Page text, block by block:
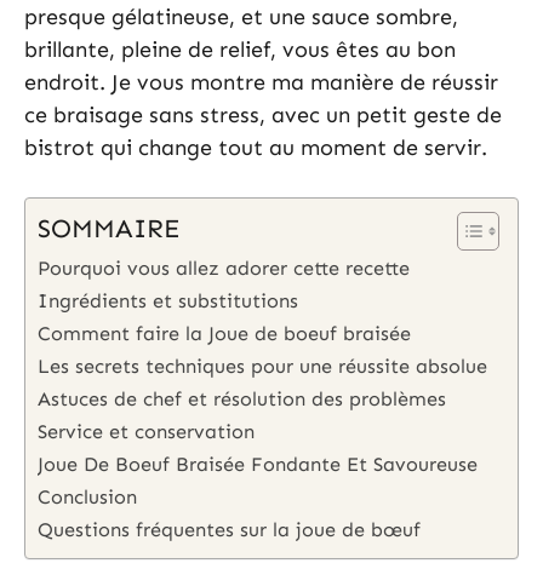
presque gélatineuse, et une sauce sombre,
brillante, pleine de relief, vous êtes au bon
endroit. Je vous montre ma manière de réussir
ce braisage sans stress, avec un petit geste de
bistrot qui change tout au moment de servir.
SOMMAIRE
Pourquoi vous allez adorer cette recette
Ingrédients et substitutions
Comment faire la Joue de boeuf braisée
Les secrets techniques pour une réussite absolue
Astuces de chef et résolution des problèmes
Service et conservation
Joue De Boeuf Braisée Fondante Et Savoureuse
Conclusion
Questions fréquentes sur la joue de bœuf